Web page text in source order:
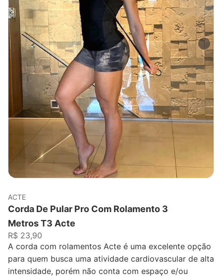
ACTE
Corda De Pular Pro Com Rolamento 3
Metros T3 Acte
R$ 23,90
A corda com rolamentos Acte é uma excelente opção
para quem busca uma atividade cardiovascular de alta
intensidade, porém não conta com espaço e/ou